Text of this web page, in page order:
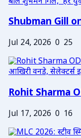
Shubman Gill
Jul 24, 2026 0 25
Rohit Sharma
Jul 17, 2026 0 16